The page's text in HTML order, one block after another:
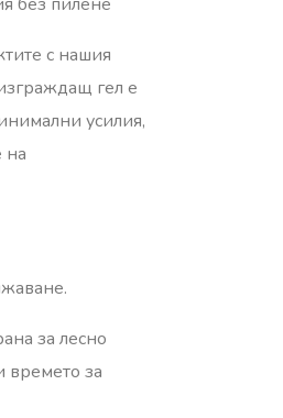
с нашия
гел е
усилия,
на
за лесно
времето за